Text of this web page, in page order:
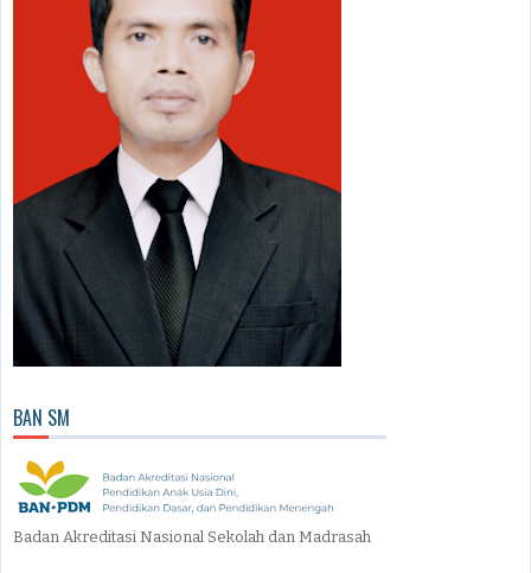
BAN SM
Badan Akreditasi Nasional Sekolah dan Madrasah